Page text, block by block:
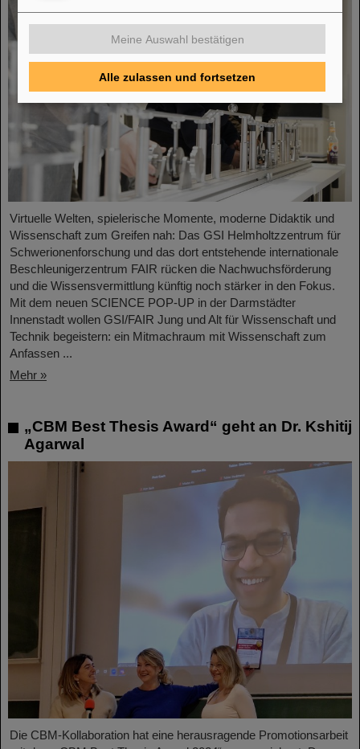
Virtuelle Welten, spielerische Momente, moderne Didaktik und
Wissenschaft zum Greifen nah: Das GSI Helmholtzzentrum für
Schwerionenforschung und das dort entstehende internationale
Beschleunigerzentrum FAIR rücken die Nachwuchsförderung
und die Wissensvermittlung künftig noch stärker in den Fokus.
Mit dem neuen SCIENCE POP-UP in der Darmstädter
Innenstadt wollen GSI/FAIR Jung und Alt für Wissenschaft und
Technik begeistern: ein Mitmachraum mit Wissenschaft zum
Anfassen ...
Mehr »
„CBM Best Thesis Award“ geht an Dr. Kshitij
Agarwal
Die CBM-Kollaboration hat eine herausragende Promotionsarbeit
Meine Auswahl bestätigen
Alle zulassen und fortsetzen